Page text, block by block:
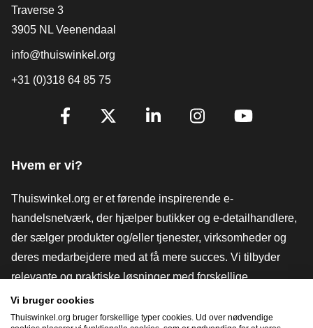
[_General:Contact]
Traverse 3
3905 NL Veenendaal
info@thuiswinkel.org
+31 (0)318 64 85 75
[_General:SocialMediaTitle]
Hvem er vi?
Thuiswinkel.org er et førende inspirerende e-
handelsnetværk, der hjælper butikker og e-detailhandlere,
der sælger produkter og/eller tjenester, virksomheder og
deres medarbejdere med at få mere succes. Vi tilbyder
relevante og praktiske løsninger med forskellige
tillidsmærker, Thuiswinkel-anmeldelser, juridiske værktøjer
og rådgivning, fortalervirksomhed, markedsundersøgelser
Vi bruger cookies
Thuiswinkel.org bruger forskellige typer cookies. Ud over nødvendige